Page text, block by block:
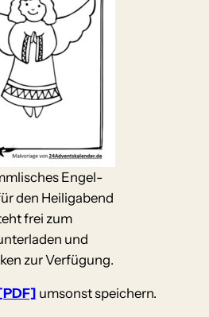
Engel-
den Heiligabend
frei zum
und
zur Verfügung.
umsonst speichern.